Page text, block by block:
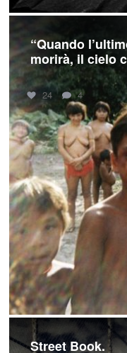
“Quando
morirà, il cielo
24 4
Street Book.